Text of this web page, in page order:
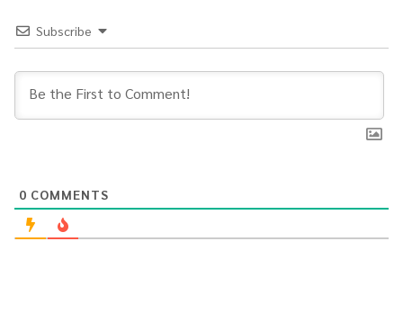
Subscribe
0 COMMENTS